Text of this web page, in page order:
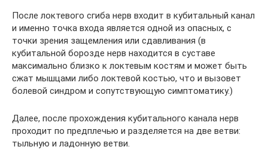
После локтевого сгиба нерв входит в кубитальный канал
и именно точка входа является одной из опасных, с
точки зрения защемления или сдавливания (в
кубитальной борозде нерв находится в суставе
максимально близко к локтевым костям и может быть
сжат мышцами либо локтевой костью, что и вызовет
болевой синдром и сопутствующую симптоматику.)
Далее, после прохождения кубитального канала нерв
проходит по предплечью и разделяется на две ветви:
тыльную и ладонную ветви.